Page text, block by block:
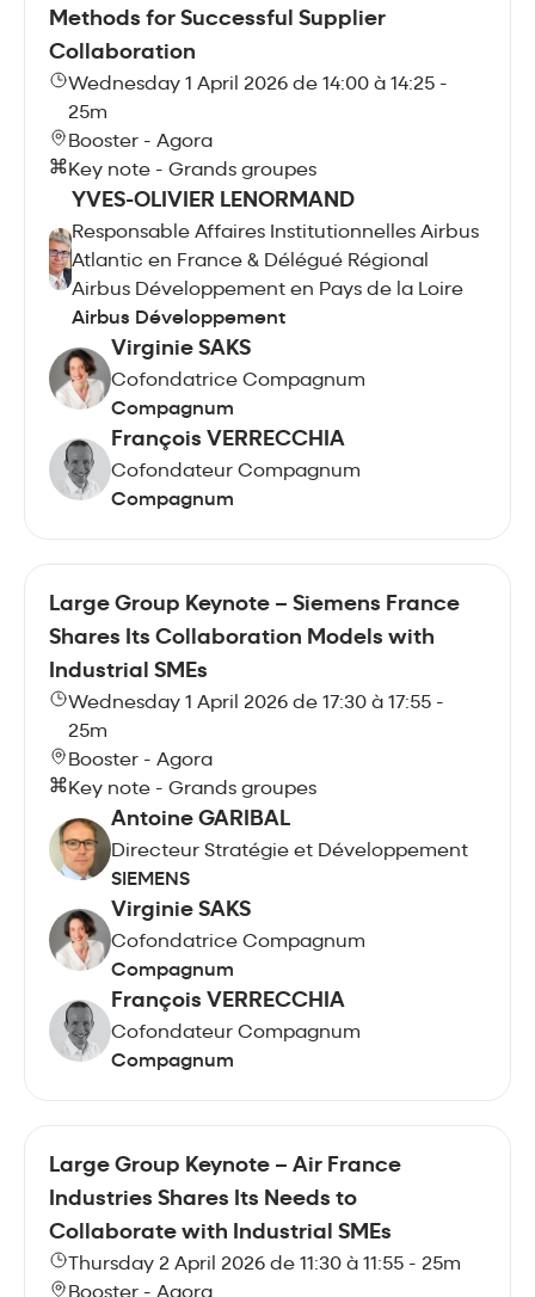
Methods for Successful Supplier
Collaboration
Wednesday 1 April 2026 de 14:00 à 14:25 -
25m
Booster - Agora
Key note - Grands groupes
YVES-OLIVIER LENORMAND
Responsable Affaires Institutionnelles Airbus
Atlantic en France & Délégué Régional
Airbus Développement en Pays de la Loire
Airbus Développement
Virginie SAKS
Cofondatrice Compagnum
Compagnum
François VERRECCHIA
Cofondateur Compagnum
Compagnum
Large Group Keynote – Siemens France
Shares Its Collaboration Models with
Industrial SMEs
Wednesday 1 April 2026 de 17:30 à 17:55 -
25m
Booster - Agora
Key note - Grands groupes
Antoine GARIBAL
Directeur Stratégie et Développement
SIEMENS
Virginie SAKS
Cofondatrice Compagnum
Compagnum
François VERRECCHIA
Cofondateur Compagnum
Compagnum
Large Group Keynote – Air France
Industries Shares Its Needs to
Collaborate with Industrial SMEs
Thursday 2 April 2026 de 11:30 à 11:55 - 25m
Booster - Agora